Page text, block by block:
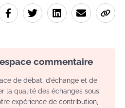
commentaire
de débat, d’échange et de
la qualité des échanges sous
expérience de contribution,